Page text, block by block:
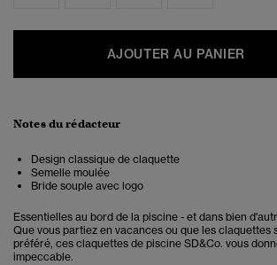
AJOUTER AU PANIER
Notes du rédacteur
Design classique de claquette
Semelle moulée
Bride souple avec logo
Essentielles au bord de la piscine - et dans bien
Que vous partiez en vacances ou que les claquettes
préféré, ces claquettes de piscine SD&Co. vous
impeccable.